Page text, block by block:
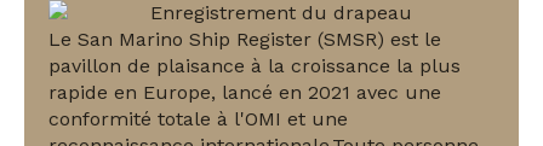
Le San Marino Ship Register (SMSR) est le
pavillon de plaisance à la croissance la plus
rapide en Europe, lancé en 2021 avec une
conformité totale à l'OMI et une